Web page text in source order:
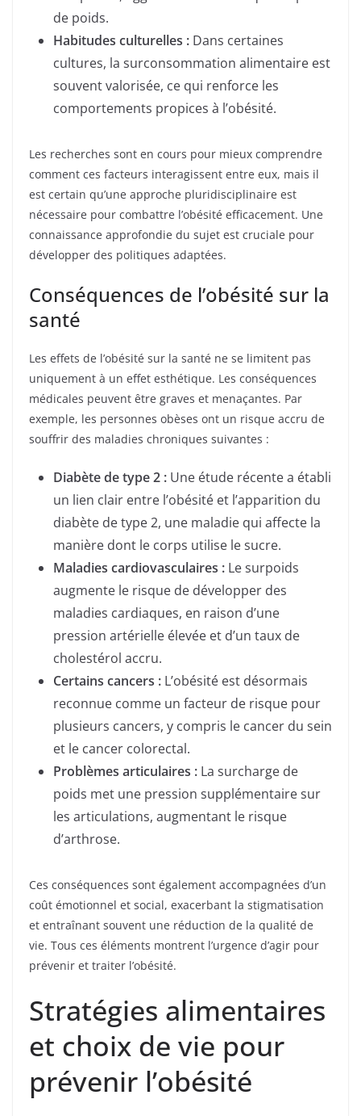
de poids.
Habitudes culturelles : Dans certaines
cultures, la surconsommation alimentaire est
souvent valorisée, ce qui renforce les
comportements propices à l’obésité.
Les recherches sont en cours pour mieux comprendre
comment ces facteurs interagissent entre eux, mais il
est certain qu’une approche pluridisciplinaire est
nécessaire pour combattre l’obésité efficacement. Une
connaissance approfondie du sujet est cruciale pour
développer des politiques adaptées.
Conséquences de l’obésité sur la
santé
Les effets de l’obésité sur la santé ne se limitent pas
uniquement à un effet esthétique. Les conséquences
médicales peuvent être graves et menaçantes. Par
exemple, les personnes obèses ont un risque accru de
souffrir des maladies chroniques suivantes :
Diabète de type 2 : Une étude récente a établi
un lien clair entre l’obésité et l’apparition du
diabète de type 2, une maladie qui affecte la
manière dont le corps utilise le sucre.
Maladies cardiovasculaires : Le surpoids
augmente le risque de développer des
maladies cardiaques, en raison d’une
pression artérielle élevée et d’un taux de
cholestérol accru.
Certains cancers : L’obésité est désormais
reconnue comme un facteur de risque pour
plusieurs cancers, y compris le cancer du sein
et le cancer colorectal.
Problèmes articulaires : La surcharge de
poids met une pression supplémentaire sur
les articulations, augmentant le risque
d’arthrose.
Ces conséquences sont également accompagnées d’un
coût émotionnel et social, exacerbant la stigmatisation
et entraînant souvent une réduction de la qualité de
vie. Tous ces éléments montrent l’urgence d’agir pour
prévenir et traiter l’obésité.
Stratégies alimentaires
et choix de vie pour
prévenir l’obésité